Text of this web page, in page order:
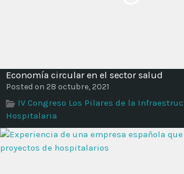
Economía circular en el sector salud
Posted on 28 octubre, 2021
IV Congreso Los Pilares de la
Hospitalaria